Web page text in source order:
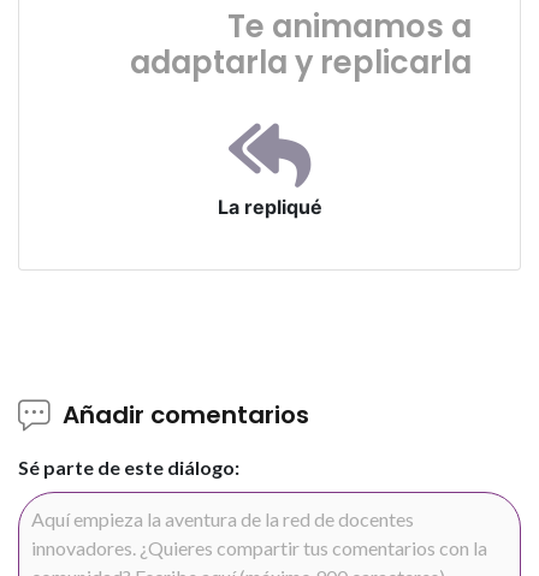
Te animamos a
adaptarla y replicarla
La repliqué
Añadir comentarios
Sé parte de este diálogo: